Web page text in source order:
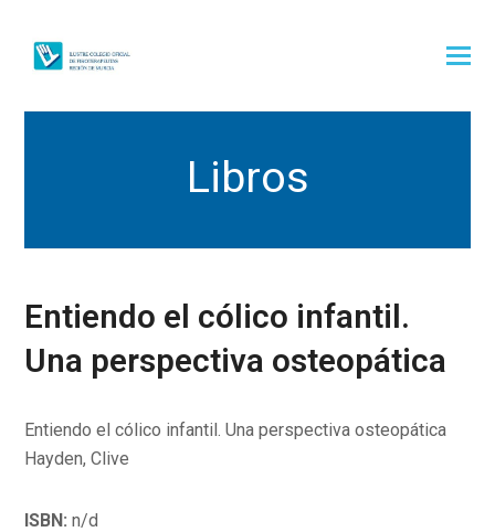
Libros
Entiendo el cólico infantil.
Una perspectiva osteopática
Entiendo el cólico infantil. Una perspectiva osteopática
Hayden, Clive
ISBN: n/d